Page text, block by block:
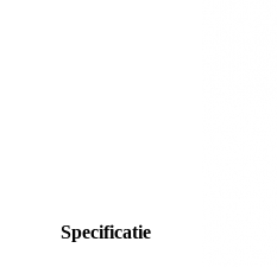
Specificatie